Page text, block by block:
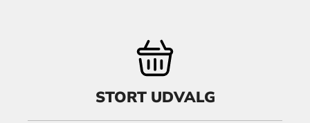
STORT UDVALG